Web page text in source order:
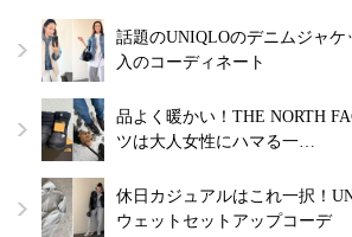
話題のUNIQLOのデニムジャ
入のコーディネート
品よく暖かい！THE NORTH
ツは大人女性にハマる一…
休日カジュアルはこれ一択！
ウェットセットアップコーデ